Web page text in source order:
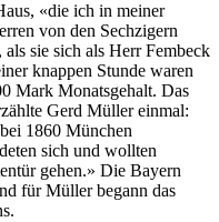
«die ich in meiner
von den Sechzigern
sie sich als Herr Fembeck
knappen Stunde waren
Mark Monatsgehalt. Das
Gerd Müller einmal:
1860 München
sich und wollten
gehen.» Die Bayern
für Müller begann das